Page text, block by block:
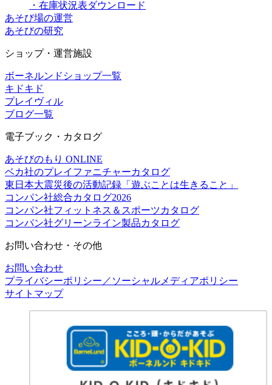
・在庫状況表ダウンロード
あそび場の運営
あそびの研究
ショップ・運営施設
ボーネルンドショップ一覧
キドキド
プレイヴィル
ブログ一覧
電子ブック・カタログ
あそびのもり ONLINE
ベカ社のプレイファニチャーカタログ
東日本大震災後の活動記録「遊ぶことは生きること」
コンパン社総合カタログ2026
コンパン社フィットネス＆スポーツカタログ
コンパン社グリーンライン製品カタログ
お問い合わせ・その他
お問い合わせ
プライバシーポリシー／ソーシャルメディアポリシー
サイトマップ